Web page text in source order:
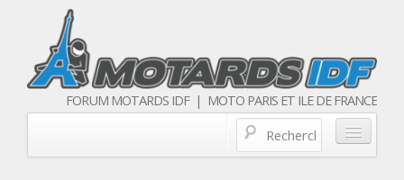
FORUM MOTARDS IDF | MOTO PARIS ET ILE DE FRANCE